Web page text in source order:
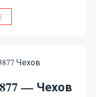
— Чехов